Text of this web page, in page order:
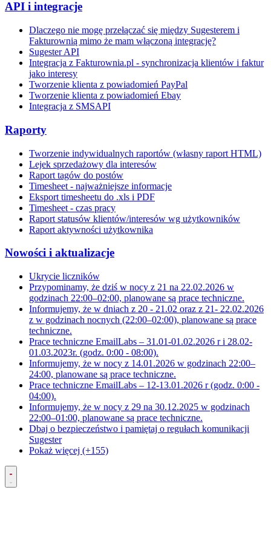
API i integracje
Dlaczego nie mogę przełączać się między Sugesterem i
Fakturownią mimo że mam włączoną integrację?
Sugester API
Integracja z Fakturownia.pl - synchronizacja klientów i faktur
jako interesy
Tworzenie klienta z powiadomień PayPal
Tworzenie klienta z powiadomień Ebay
Integracja z SMSAPI
Raporty
Tworzenie indywidualnych raportów (własny raport HTML)
Lejek sprzedażowy dla interesów
Raport tagów do postów
Timesheet - najważniejsze informacje
Eksport timesheetu do .xls i PDF
Timesheet - czas pracy
Raport statusów klientów/interesów wg użytkowników
Raport aktywności użytkownika
Nowości i aktualizacje
Ukrycie liczników
Przypominamy, że dziś w nocy z 21 na 22.02.2026 w
godzinach 22:00–02:00, planowane są prace techniczne.
Informujemy, że w dniach z 20 - 21.02 oraz z 21- 22.02.2026
z w godzinach nocnych (22:00–02:00), planowane są prace
techniczne.
Prace techniczne EmailLabs – 31.01-01.02.2026 r i 28.02-
01.03.2023r. (godz. 0:00 - 08:00).
Informujemy, że w nocy z 14.01.2026 w godzinach 22:00–
24:00, planowane są prace techniczne.
Prace techniczne EmailLabs – 12-13.01.2026 r (godz. 0:00 -
04:00).
Informujemy, że w nocy z 29 na 30.12.2025 w godzinach
22:00–01:00, planowane są prace techniczne.
Dbaj o bezpieczeństwo i pamiętaj o regułach komunikacji
Sugester
Pokaż więcej (+155)